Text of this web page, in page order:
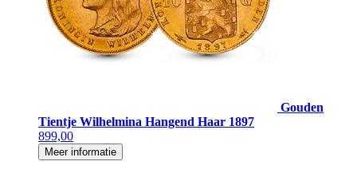
Gouden
Tientje Wilhelmina Hangend Haar 1897
899,00
Meer informatie